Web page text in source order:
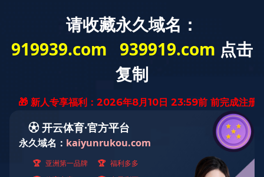
产品展示
PRODUCTS
叠层母排 喷涂铜排 铜铝排